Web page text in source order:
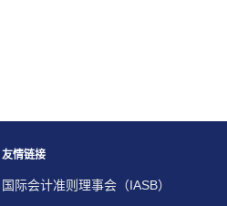
友情链接
国际会计准则理事会（IASB）